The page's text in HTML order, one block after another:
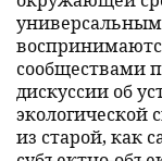
сообществами
дискуссии об
экологической
из старой, как